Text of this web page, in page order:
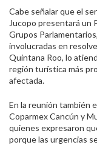
Cabe señalar que el
Jucopo presentará un
Grupos
involucradas en
Quintana Roo, lo
región turística más
afectada.
En la reunión también
Coparmex Cancún y
quienes expresaron
porque las urgencias